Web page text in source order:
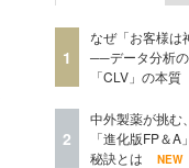
1
なぜ「お客様は
──データ分析
「CLV」の本質
2
中外製薬が挑む
「進化版FP＆
秘訣とは
NEW